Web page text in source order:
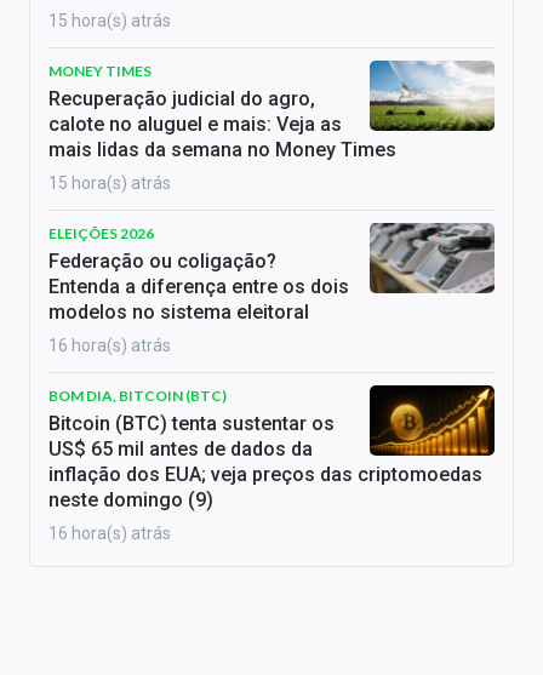
15 hora(s) atrás
MONEY TIMES
Recuperação judicial do agro,
calote no aluguel e mais: Veja as
mais lidas da semana no Money Times
15 hora(s) atrás
ELEIÇÕES 2026
Federação ou coligação?
Entenda a diferença entre os dois
modelos no sistema eleitoral
16 hora(s) atrás
BOM DIA, BITCOIN (BTC)
Bitcoin (BTC) tenta sustentar os
US$ 65 mil antes de dados da
inflação dos EUA; veja preços das criptomoedas
neste domingo (9)
16 hora(s) atrás